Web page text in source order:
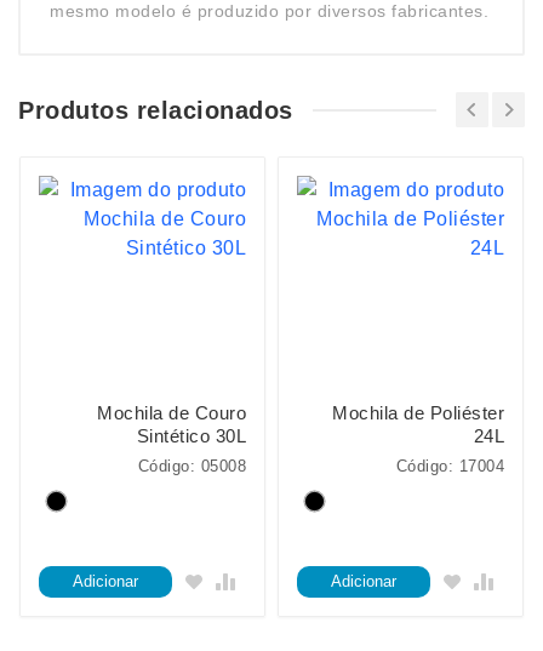
mesmo modelo é produzido por diversos fabricantes.
Produtos relacionados
Mochila de Couro
Sintético 30L
Código: 05008
Adicionar
Mochila de Poliéster
24L
Código: 17004
Adicionar